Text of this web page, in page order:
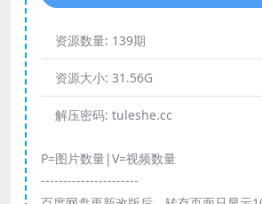
资源数量: 139期
资源大小: 31.56G
解压密码: tuleshe.cc
P=图片数量|V=视频数量
----------------------